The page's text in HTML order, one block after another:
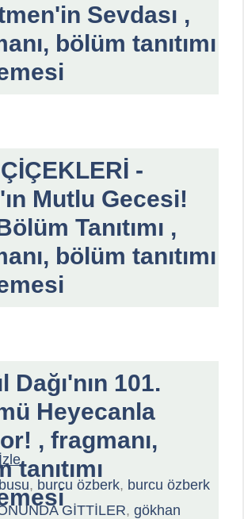
Sevdası ,
bölüm tanıtımı
-
Mutlu Gecesi!
Tanıtımı ,
bölüm tanıtımı
Dağı'nın 101.
Heyecanla
, fragmanı,
tanıtımı
, burcu özberk, burcu özberk
GİTTİLER, gökhan